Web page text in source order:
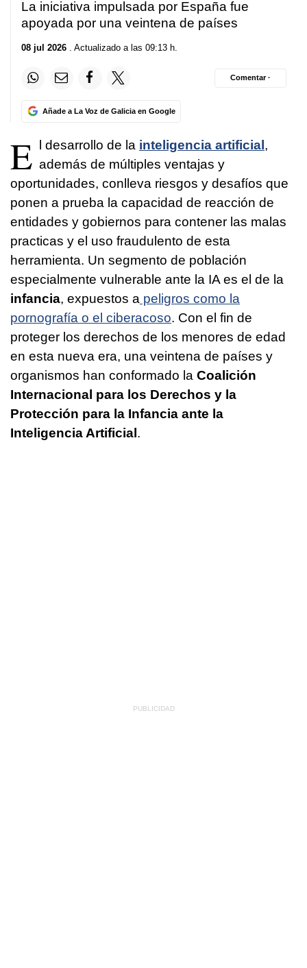
La iniciativa impulsada por España fue
apoyada por una veintena de países
08 jul 2026 . Actualizado a las 09:13 h.
Añade a La Voz de Galicia en Google
Comentar ·
E l desarrollo de la inteligencia artificial,
además de múltiples ventajas y
oportunidades, conlleva riesgos y desafíos que
ponen a prueba la capacidad de reacción de
entidades y gobiernos para contener las malas
practicas y el uso fraudulento de esta
herramienta. Un segmento de población
especialmente vulnerable ante la IA es el de la
infancia, expuestos a peligros como la
pornografía o el ciberacoso. Con el fin de
proteger los derechos de los menores de edad
en esta nueva era, una veintena de países y
organismos han conformado la Coalición
Internacional para los Derechos y la
Protección para la Infancia ante la
Inteligencia Artificial.